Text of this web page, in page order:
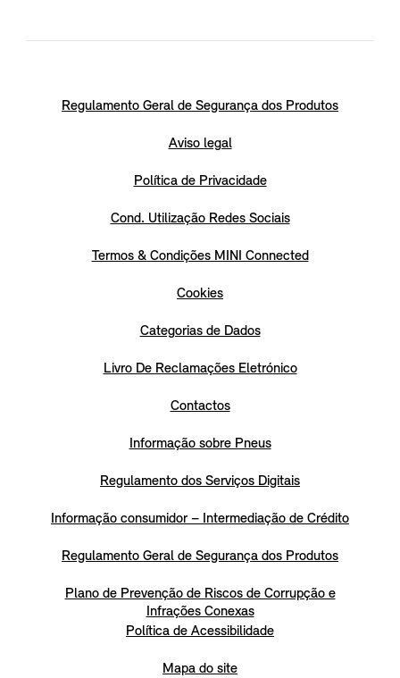
Regulamento Geral de Segurança dos Produtos
Aviso legal
Política de Privacidade
Cond. Utilização Redes Sociais
Termos & Condições MINI Connected
Cookies
Categorias de Dados
Livro De Reclamações Eletrónico
Contactos
Informação sobre Pneus
Regulamento dos Serviços Digitais
Informação consumidor – Intermediação de Crédito
Regulamento Geral de Segurança dos Produtos
Plano de Prevenção de Riscos de Corrupção e
Infrações Conexas
Política de Acessibilidade
Mapa do site